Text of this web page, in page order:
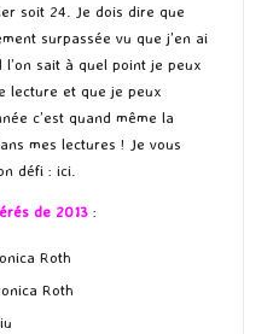
soit 24. Je dois dire que
surpassée vu que j’en ai
sait à quel point je peux
lecture et que je peux
c’est quand même la
mes lectures ! Je vous
défi : ici.
de 2013 :
Roth
Roth